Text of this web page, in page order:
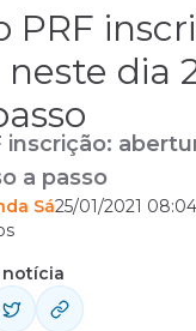
PRF
dia
inscrição:
a passo
Sá25/01/2021 08:04
notícia